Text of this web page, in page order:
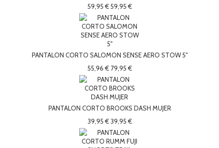
59,95 € 59,95 €
PANTALON CORTO SALOMON SENSE AERO STOW 5"
55,96 € 79,95 €
PANTALON CORTO BROOKS DASH MUJER
39,95 € 39,95 €